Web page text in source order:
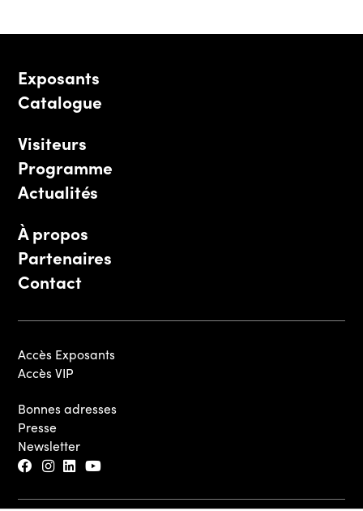
Exposants
Catalogue
Visiteurs
Programme
Actualités
À propos
Partenaires
Contact
Accès Exposants
Accès VIP
Bonnes adresses
Presse
Newsletter